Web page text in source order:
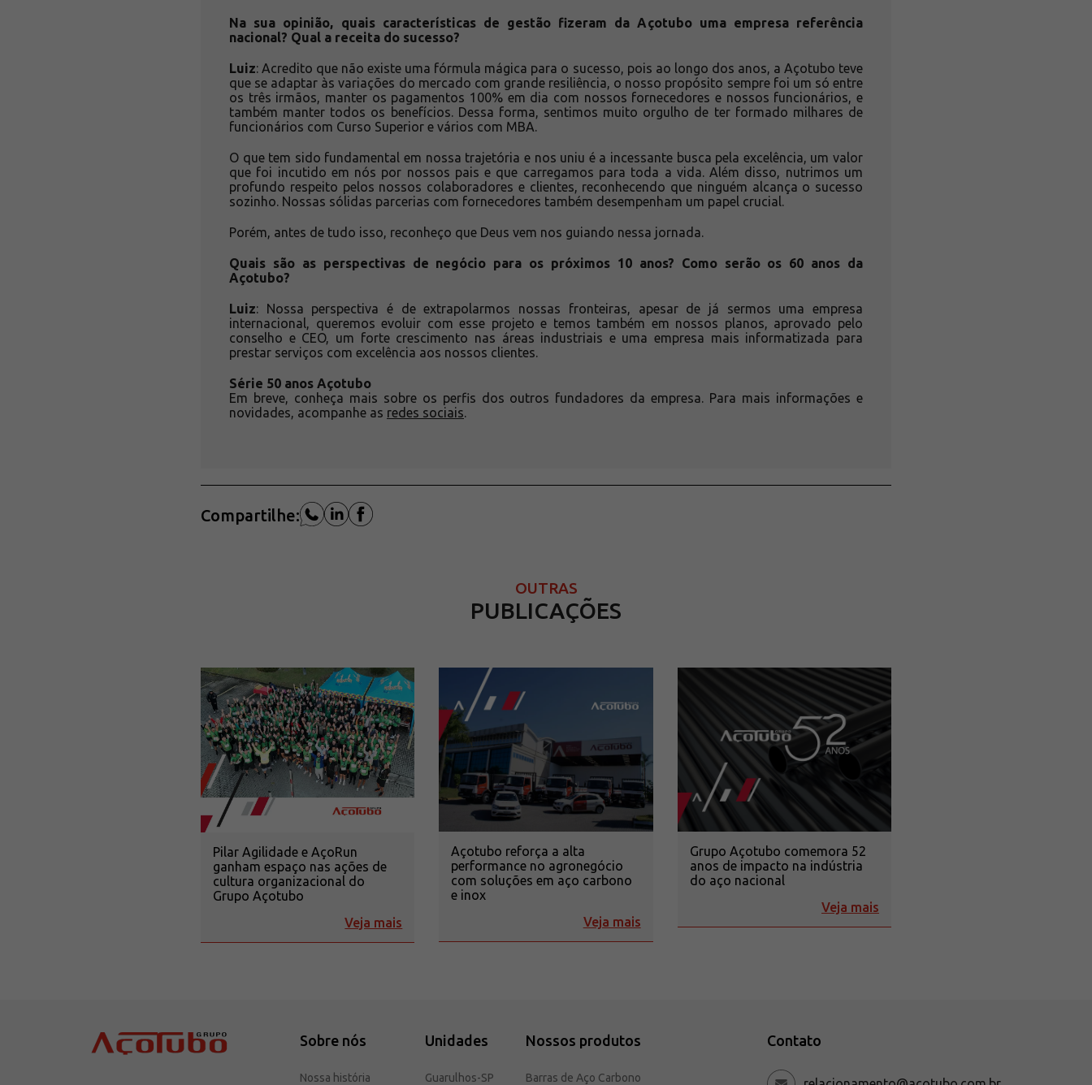
Na sua opinião, quais características de gestão fizeram da Açotubo uma empresa referência
nacional? Qual a receita do sucesso?
Luiz: Acredito que não existe uma fórmula mágica para o sucesso, pois ao longo dos anos, a Açotubo teve
que se adaptar às variações do mercado com grande resiliência, o nosso propósito sempre foi um só entre
os três irmãos, manter os pagamentos 100% em dia com nossos fornecedores e nossos funcionários, e
também manter todos os benefícios. Dessa forma, sentimos muito orgulho de ter formado milhares de
funcionários com Curso Superior e vários com MBA.
O que tem sido fundamental em nossa trajetória e nos uniu é a incessante busca pela excelência, um valor
que foi incutido em nós por nossos pais e que carregamos para toda a vida. Além disso, nutrimos um
profundo respeito pelos nossos colaboradores e clientes, reconhecendo que ninguém alcança o sucesso
sozinho. Nossas sólidas parcerias com fornecedores também desempenham um papel crucial.
Porém, antes de tudo isso, reconheço que Deus vem nos guiando nessa jornada.
Quais são as perspectivas de negócio para os próximos 10 anos? Como serão os 60 anos da
Açotubo?
Luiz: Nossa perspectiva é de extrapolarmos nossas fronteiras, apesar de já sermos uma empresa
internacional, queremos evoluir com esse projeto e temos também em nossos planos, aprovado pelo
conselho e CEO, um forte crescimento nas áreas industriais e uma empresa mais informatizada para
prestar serviços com excelência aos nossos clientes.
Série 50 anos Açotubo
Em breve, conheça mais sobre os perfis dos outros fundadores da empresa. Para mais informações e
novidades, acompanhe as redes sociais.
Compartilhe:
OUTRAS
PUBLICAÇÕES
Pilar Agilidade e AçoRun
ganham espaço nas ações de
cultura organizacional do
Grupo Açotubo
Veja mais
Açotubo reforça a alta
performance no agronegócio
com soluções em aço carbono
e inox
Veja mais
Grupo Açotubo comemora 52
anos de impacto na indústria
do aço nacional
Veja mais
Sobre nós
Nossa história
Unidades
Guarulhos-SP
Nossos produtos
Barras de Aço Carbono
Contato